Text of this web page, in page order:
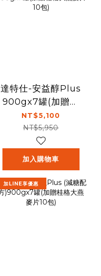
達特仕-安益醇Plus
900gx7罐(加贈桂
格大燕麥片10包)
NT$5,100
NT$5,950
加入購物車
加LINE享優惠